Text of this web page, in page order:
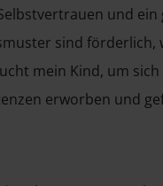
und
sind förderlich,
mein Kind, um
erworben und